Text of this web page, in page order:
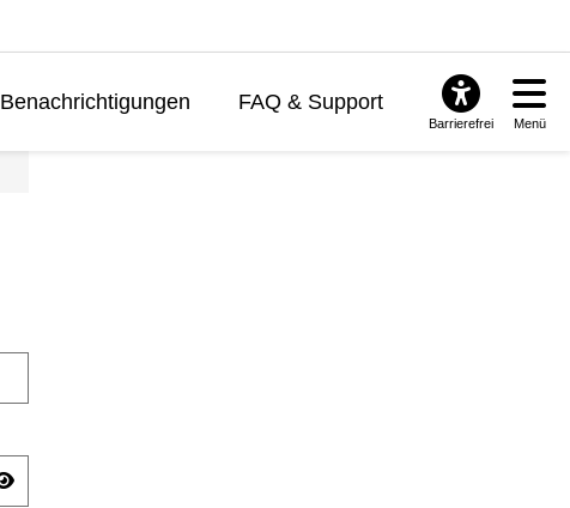
Benachrichtigungen FAQ & Support
Barrierefrei Menü